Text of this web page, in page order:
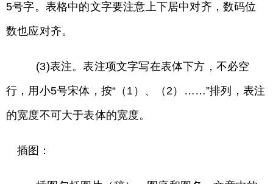
5号字。表格中的文字要注意上下居中对齐，数码位
数也应对齐。
(3)表注。表注项文字写在表体下方，不必空
行，用小5号宋体，按“（1）、（2）……”排列，表注
的宽度不可大于表体的宽度。
插图：